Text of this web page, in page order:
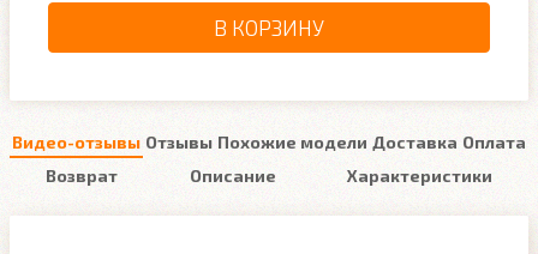
В КОРЗИНУ
Видео-отзывы Отзывы Похожие модели Доставка Оплата
Возврат
Описание Характеристики